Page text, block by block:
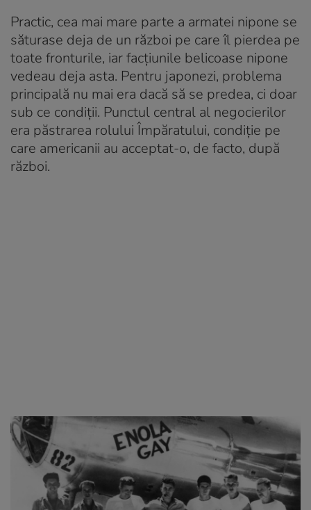
Practic, cea mai mare parte a armatei nipone se
săturase deja de un război pe care îl pierdea pe
toate fronturile, iar facțiunile belicoase nipone
vedeau deja asta. Pentru japonezi, problema
principală nu mai era dacă să se predea, ci doar
sub ce condiții. Punctul central al negocierilor
era păstrarea rolului Împăratului, condiție pe
care americanii au acceptat-o, de facto, după
război.